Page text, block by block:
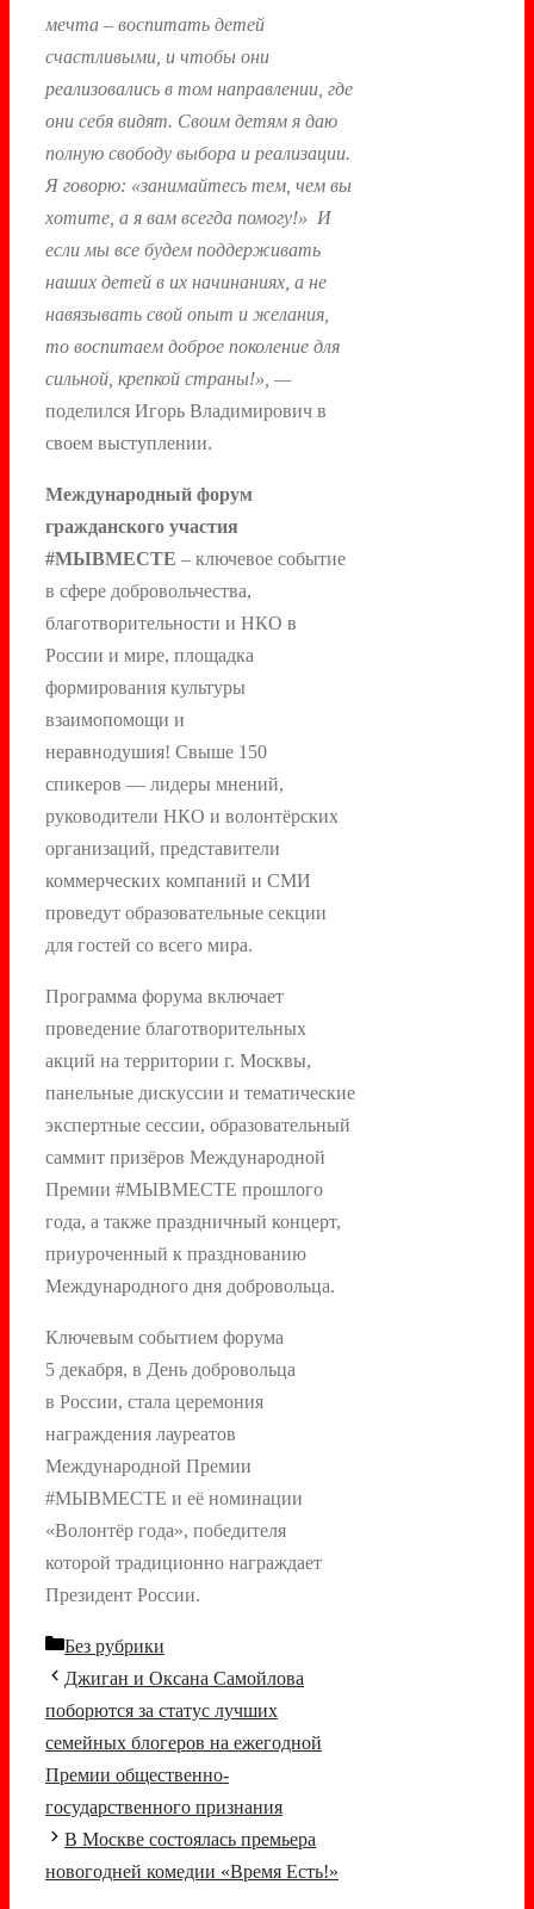
мечта – воспитать детей
счастливыми, и чтобы они
реализовались в том направлении, где
они себя видят. Своим детям я даю
полную свободу выбора и реализации.
Я говорю: «занимайтесь тем, чем вы
хотите, а я вам всегда помогу!» И
если мы все будем поддерживать
наших детей в их начинаниях, а не
навязывать свой опыт и желания,
то воспитаем доброе поколение для
сильной, крепкой страны!», —
поделился Игорь Владимирович в
своем выступлении.
Международный форум
гражданского участия
#МЫВМЕСТЕ – ключевое событие
в сфере добровольчества,
благотворительности и НКО в
России и мире, площадка
формирования культуры
взаимопомощи и
неравнодушия! Свыше 150
спикеров — лидеры мнений,
руководители НКО и волонтёрских
организаций, представители
коммерческих компаний и СМИ
проведут образовательные секции
для гостей со всего мира.
Программа форума включает
проведение благотворительных
акций на территории г. Москвы,
панельные дискуссии и тематические
экспертные сессии, образовательный
саммит призёров Международной
Премии #МЫВМЕСТЕ прошлого
года, а также праздничный концерт,
приуроченный к празднованию
Международного дня добровольца.
Ключевым событием форума
5 декабря, в День добровольца
в России, стала церемония
награждения лауреатов
Международной Премии
#МЫВМЕСТЕ и её номинации
«Волонтёр года», победителя
которой традиционно награждает
Президент России.
Рубрики
Без рубрики
Навигация
записи
Джиган и Оксана Самойлова
поборются за статус лучших
семейных блогеров на ежегодной
Премии общественно-
государственного признания
В Москве состоялась премьера
новогодней комедии «Время Есть!»